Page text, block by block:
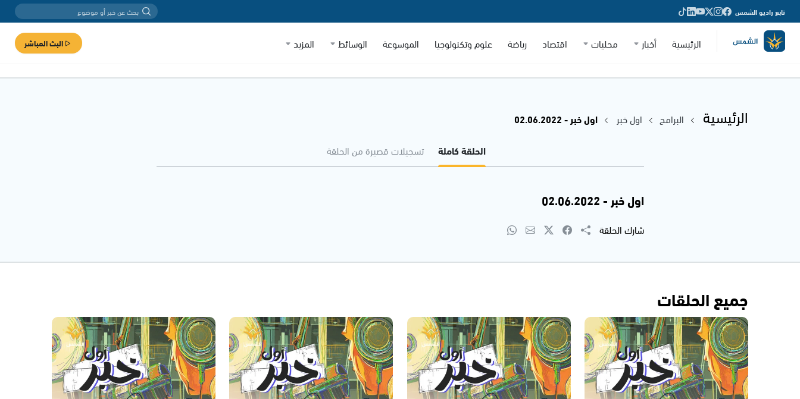
تابع راديو الشمس
الرئيسية أخبار محليات اقتصاد رياضة علوم وتكنولوجيا الموسوعة الوسائط المزيد البث المباشر
الرئيسية البرامج اول خبر
اول خبر - 02.06.2022
الحلقة كاملة
تسجيلات قصيرة من الحلقة
اول خبر - 02.06.2022
شارك الحلقة
جميع الحلقات